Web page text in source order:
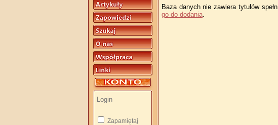
Zapamiętaj
Baza danych nie zawiera tytułów
go do dodania.